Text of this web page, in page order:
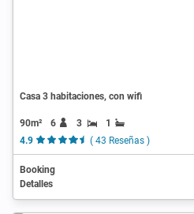
Casa 3 habitaciones, con wifi
90m² 6 3
1
4.9
( 43 Reseñas )
Booking
Detalles